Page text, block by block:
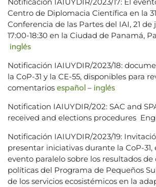
Centro de Diplomacia Científica en la
Conferencia de las Partes del IAI, 21 de
17:00-18:30 en la Ciudad de Panamá,
inglés
Notificación IAIUYDIR/2023/18:
la CoP-31 y la CE-55, disponibles para
comentarios español – inglés
Notification IAIUYDIR/202: SAC and
received and elections procedures
Notificación IAIUYDIR/2023/19:
presentar iniciativas durante la CoP-
evento paralelo sobre los resultados de
políticas del Programa de Pequeños
de los servicios ecosistémicos en la